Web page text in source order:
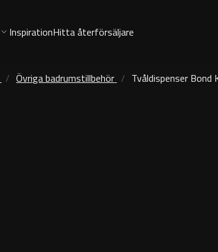
InspirationHitta återförsäljare
Övriga badrumstillbehör Tvåldispenser Bond